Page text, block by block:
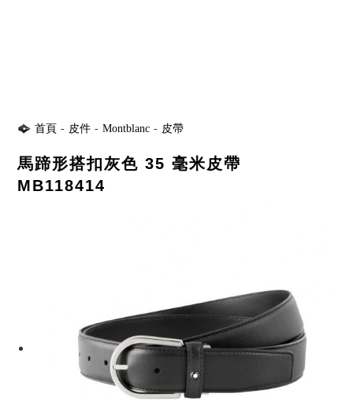
首頁 - 皮件 - Montblanc - 皮帶
馬蹄形搭扣灰色 35 毫米皮帶
MB118414